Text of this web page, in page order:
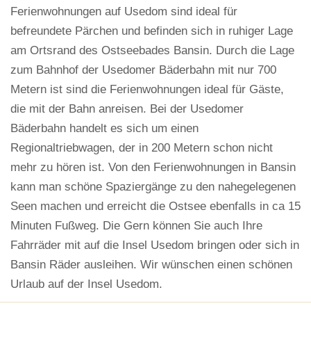
Ferienwohnungen auf Usedom sind ideal für
befreundete Pärchen und befinden sich in ruhiger Lage
am Ortsrand des Ostseebades Bansin. Durch die Lage
zum Bahnhof der Usedomer Bäderbahn mit nur 700
Metern ist sind die Ferienwohnungen ideal für Gäste,
die mit der Bahn anreisen. Bei der Usedomer
Bäderbahn handelt es sich um einen
Regionaltriebwagen, der in 200 Metern schon nicht
mehr zu hören ist. Von den Ferienwohnungen in Bansin
kann man schöne Spaziergänge zu den nahegelegenen
Seen machen und erreicht die Ostsee ebenfalls in ca 15
Minuten Fußweg. Die Gern können Sie auch Ihre
Fahrräder mit auf die Insel Usedom bringen oder sich in
Bansin Räder ausleihen. Wir wünschen einen schönen
Urlaub auf der Insel Usedom.